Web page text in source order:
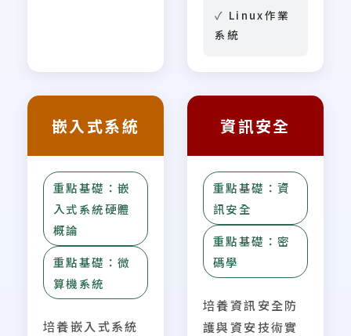
Linux作業
系統
嵌入式系統
重點基礎：嵌
入式系統硬體
概論
重點基礎：微
算機系統
培養嵌入式系統
資訊安全
重點基礎：資
訊安全
重點基礎：密
碼學
培養資訊安全防
護與資安技術實